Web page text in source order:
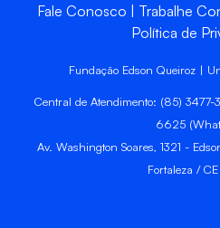
Fale Conosco Trabalhe
Política de
Fundação Edson Queiroz |
Central de Atendimento: (85)
6625
Av. Washington Soares, 1321 -
Fortaleza /